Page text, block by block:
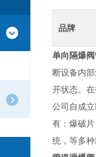
品牌
单向隔爆
断设备内
开状态。
公司自成
有：爆破
统，等多